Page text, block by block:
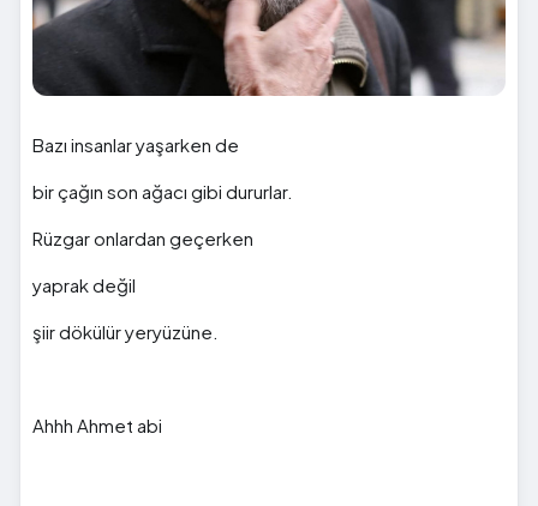
Bazı insanlar yaşarken de
bir çağın son ağacı gibi dururlar.
Rüzgar onlardan geçerken
yaprak değil
şiir dökülür yeryüzüne.
Ahhh Ahmet abi